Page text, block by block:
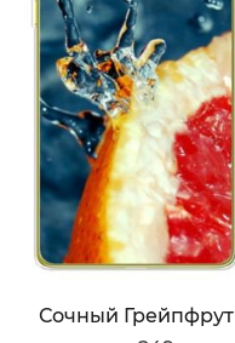
Сочный Грейпфрут